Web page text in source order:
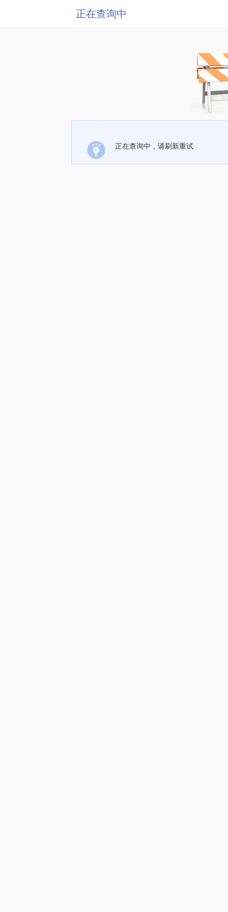
正在查询中
正在查询中，请刷新重试